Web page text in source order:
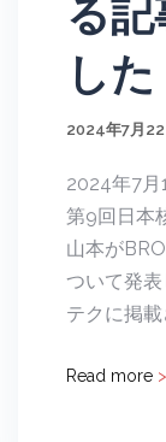
る記
した
2024年7月22
2024年7月
第9回日本
山本が
ついて発
テクに掲
Read more >